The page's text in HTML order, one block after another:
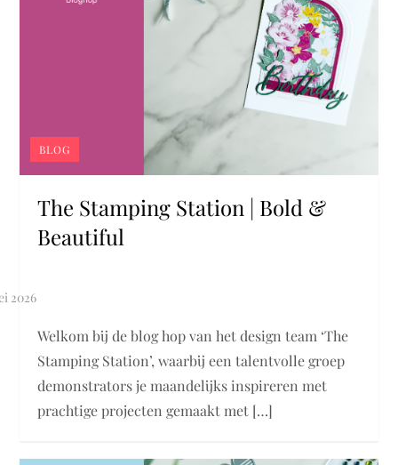
BLOG
The Stamping Station | Bold &
Beautiful
Welkom bij de blog hop van het design team ‘The
Stamping Station’, waarbij een talentvolle groep
demonstrators je maandelijks inspireren met
prachtige projecten gemaakt met […]